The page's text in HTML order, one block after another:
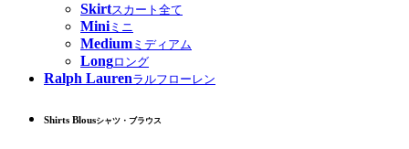
Skirtスカート全て
Miniミニ
Medium ミディアム
Longロング
Ralph Laurenラルフローレン
Shirts Blousシャツ・ブラウス